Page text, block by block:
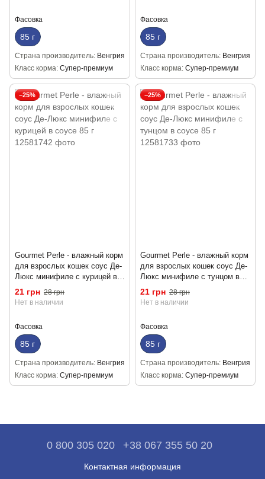
Фасовка
85 г
Страна производитель Венгрия
Класс корма Супер-премиум
Фасовка
85 г
Страна производитель Венгрия
Класс корма Супер-премиум
−25%
Gourmet Perle - влажный корм
для взрослых кошек соус Де-
Люкс минифиле с курицей в
соусе 85 г
21 грн 28 грн
Нет в наличии
Фасовка
85 г
Страна производитель Венгрия
Класс корма Супер-премиум
−25%
Gourmet Perle - влажный корм
для взрослых кошек соус Де-
Люкс минифиле с тунцом в
соусе 85 г
21 грн 28 грн
Нет в наличии
Фасовка
85 г
Страна производитель Венгрия
Класс корма Супер-премиум
0 800 305 020 +38 067 355 50 20
Контактная информация